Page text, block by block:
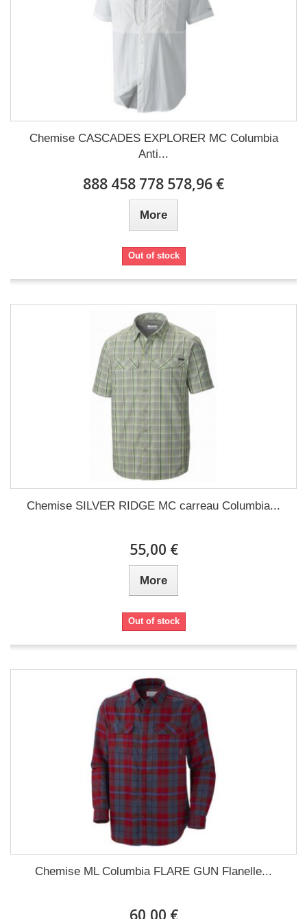
Chemise CASCADES EXPLORER MC Columbia
Anti...
888 458 778 578,96 €
More
Out of stock
Chemise SILVER RIDGE MC carreau Columbia...
55,00 €
More
Out of stock
Chemise ML Columbia FLARE GUN Flanelle...
60,00 €